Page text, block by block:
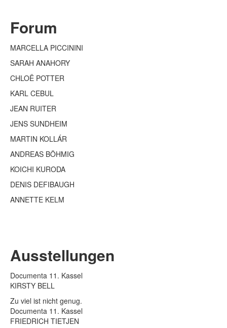
Forum
MARCELLA PICCININI
SARAH ANAHORY
CHLOË POTTER
KARL CEBUL
JEAN RUITER
JENS SUNDHEIM
MARTIN KOLLÁR
ANDREAS BÖHMIG
KOICHI KURODA
DENIS DEFIBAUGH
ANNETTE KELM
Ausstellungen
Documenta 11. Kassel
KIRSTY BELL
Zu viel ist nicht genug.
Documenta 11. Kassel
FRIEDRICH TIETJEN